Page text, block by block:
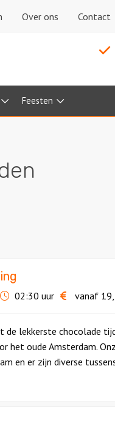
Over ons Contact
Feesten
02:30 uur vanaf
de lekkerste chocolade
het oude Amsterdam.
en er zijn diverse